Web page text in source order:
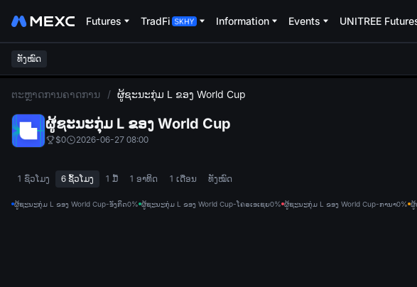
Futures TradFi Information Events UNITREE
ທັງໝົດ
ຕະຫຼາດການຄາດການ / ຜູ້ຊະນະກຸ່ມ L ຂອງ World Cup
ຜູ້ຊະນະກຸ່ມ L ຂອງ World Cup
$0 2026-06-27 08:00
1 ຊົ່ວໂມງ 6 ຊົ້ວໂມງ 1 ມື້ 1 ອາທິດ 1 ເດືອນ ທັງໝົດ
ຜູ້ຊະນະກຸ່ມ L ຂອງ World Cup-ອັງກິດ0% ຜູ້ຊະນະກຸ່ມ L ຂອງ World Cup-ໂຄຣເອເຊຍ0% ຜູ້ຊະນະກຸ່ມ L ຂອງ World Cup-ການາ0% ຜູ້